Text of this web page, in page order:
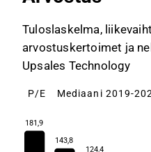
Tuloslaskelma,
arvostuskertoimet ja
Upsales Technology
P/E Mediaani 2019-
181,9
143,8
124,4